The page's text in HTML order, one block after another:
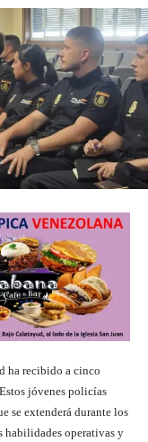
ha recibido a cinco
jóvenes policías
se extenderá durante los
habilidades operativas y